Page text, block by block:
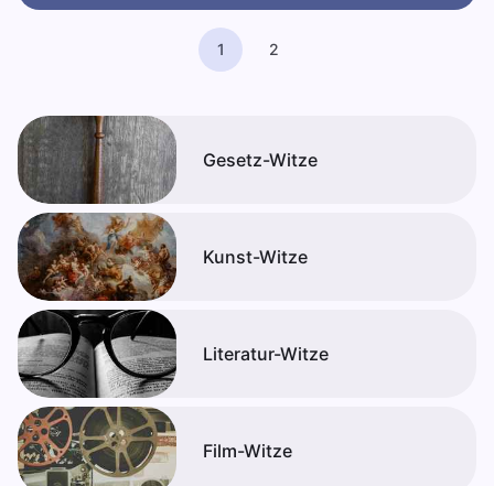
1 2
Gesetz-Witze
Kunst-Witze
Literatur-Witze
Film-Witze